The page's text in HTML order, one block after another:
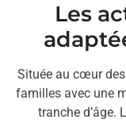
Les
Située au cœur
familles avec une
tranche d’âge.